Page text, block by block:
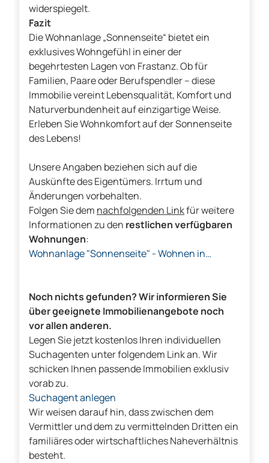
widerspiegelt.
Fazit
Die Wohnanlage „Sonnenseite“ bietet ein
exklusives Wohngefühl in einer der
begehrtesten Lagen von Frastanz. Ob für
Familien, Paare oder Berufspendler – diese
Immobilie vereint Lebensqualität, Komfort und
Naturverbundenheit auf einzigartige Weise.
Erleben Sie Wohnkomfort auf der Sonnenseite
des Lebens!
Unsere Angaben beziehen sich auf die
Auskünfte des Eigentümers. Irrtum und
Änderungen vorbehalten.
Folgen Sie dem nachfolgenden Linkfür weitere
Informationen zu den restlichen verfügbaren
Wohnungen:
Wohnanlage "Sonnenseite" - Wohnen in
Noch nichts gefunden? Wir informieren Sie
über geeignete Immobilienangebote noch
vor allen anderen.
Legen Sie jetzt kostenlos Ihren individuellen
Suchagenten unter folgendem Link an. Wir
schicken Ihnen passende Immobilien exklusiv
vorab zu.
Suchagent anlegen
Wir weisen darauf hin, dass zwischen dem
Vermittler und dem zu vermittelnden Dritten ein
familiäres oder wirtschaftliches Naheverhältnis
besteht.